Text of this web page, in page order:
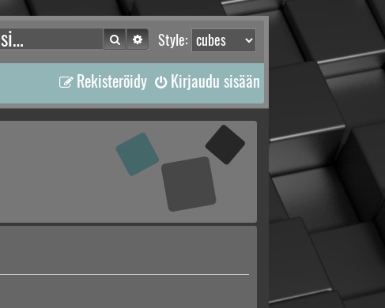
Style:
Etsi Tarkennettu haku
Kirjaudu sisään
Rekisteröidy